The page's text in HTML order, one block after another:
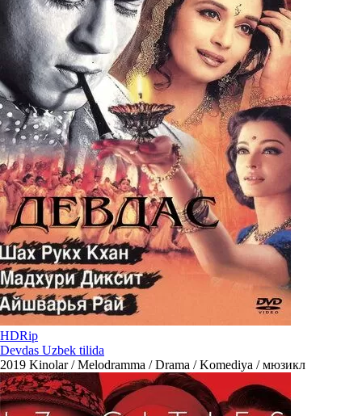
HDRip
Devdas Uzbek tilida
2019 Kinolar / Melodramma / Drama / Komediya / мюзикл